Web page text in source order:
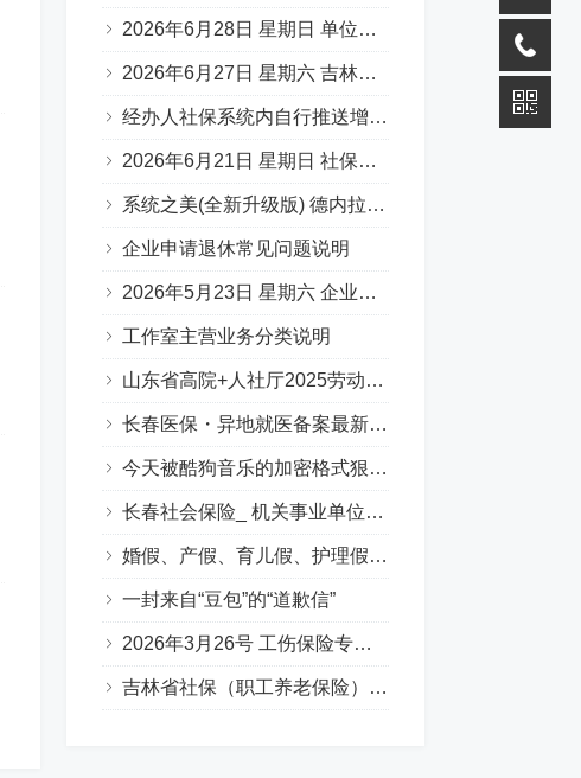
2026年6月28日 星期日 单位缴费基数申报承诺书
2026年6月27日 星期六 吉林省50岁退休，啥条件？
经办人社保系统内自行推送增减员步骤
2026年6月21日 星期日 社保补缴 官方口述：
系统之美(全新升级版) 德内拉梅多斯
企业申请退休常见问题说明
2026年5月23日 星期六 企业职工基本养老保险专场问答汇总
工作室主营业务分类说明
山东省高院+人社厅2025劳动人事争议十大典型案例
长春医保・异地就医备案最新要点
今天被酷狗音乐的加密格式狠狠上了一课…
长春社会保险_ 机关事业单位养老保险（含职业年金）（Q&A版）
婚假、产假、育儿假、护理假（吉林省地方政策）
一封来自“豆包”的“道歉信”
2026年3月26号 工伤保险专场答疑（Q&A版）
吉林省社保（职工养老保险）补缴政策全解